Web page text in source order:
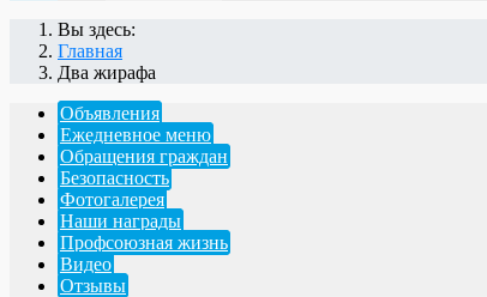
Вы здесь:
Главная
Два жирафа
Объявления
Ежедневное меню
Обращения граждан
Безопасность
Фотогалерея
Наши награды
Профсоюзная жизнь
Видео
Отзывы